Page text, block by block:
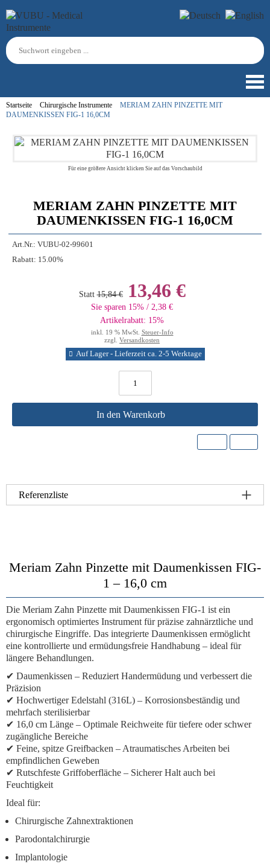
Startseite Chirurgische Instrumente
MERIAM ZAHN PINZETTE MIT
DAUMENKISSEN FIG-1 16,0CM
Für eine größere Ansicht klicken Sie auf das Vorschaubild
MERIAM ZAHN PINZETTE MIT
DAUMENKISSEN FIG-1 16,0CM
Art.Nr.: VUBU-02-99601
Rabatt: 15.00%
Statt 15,84 €13,46 €
Sie sparen 15% / 2,38 €
Artikelrabatt: 15%
inkl. 19 % MwSt. Steuer-Info
zzgl. Versandkosten
Auf Lager - Lieferzeit ca. 2-5 Werktage
In den Warenkorb
Referenzliste
Meriam Zahn Pinzette mit Daumenkissen FIG-
1 – 16,0 cm
Die Meriam Zahn Pinzette mit Daumenkissen FIG-1 ist ein
ergonomisch optimiertes Instrument für präzise zahnärztliche und
chirurgische Eingriffe. Das integrierte Daumenkissen ermöglicht
eine kontrollierte und ermüdungsfreie Handhabung – ideal für
längere Behandlungen.
✔ Daumenkissen – Reduziert Handermüdung und verbessert die
Präzision
✔ Hochwertiger Edelstahl (316L) – Korrosionsbeständig und
mehrfach sterilisierbar
✔ 16,0 cm Länge – Optimale Reichweite für tiefere oder schwer
zugängliche Bereiche
✔ Feine, spitze Greifbacken – Atraumatisches Arbeiten bei
empfindlichen Geweben
✔ Rutschfeste Griffoberfläche – Sicherer Halt auch bei
Feuchtigkeit
Ideal für:
Chirurgische Zahnextraktionen
Parodontalchirurgie
Implantologie